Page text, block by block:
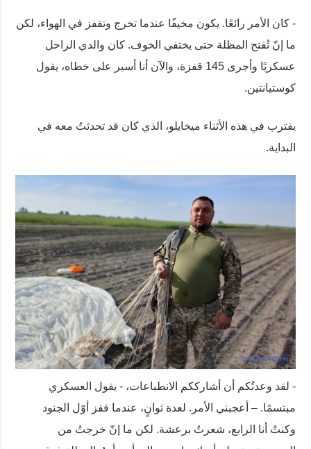
- كان الأمر رائعًا. يكون مخيفًا عندما تخرج وتقفز في الهواء، لكن
ما إنّ تُفتح المظلة حتى يختفي الخوف. كان والدي الراحل
عسكريًا وأجرى 145 قفزة، والآن أنا أسير على خطاه، يقول
كوستيانتين.
يقترب في هذه الأثناء ميخايلو، الذي كان قد تحدثتُ معه في
البداية.
- لقد وعدتُكم أن أشارككم الانطباعات، - يقول العسكري
مبتسمًا. – أعجبني الأمر. لعدة ثوانٍ، عندما قفز أوّل الجنود
وكنتُ أنا الرابع، شعرتُ برعشة. لكن ما إنّ خرجتُ من